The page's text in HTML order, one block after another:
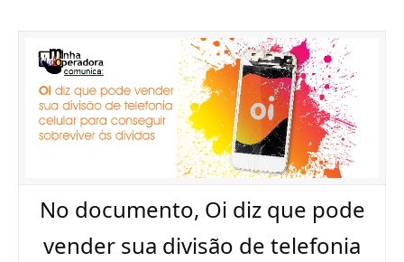
No documento, Oi diz que pode
vender sua divisão de telefonia